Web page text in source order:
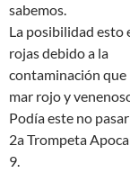
sabemos.
La posibilidad esto
rojas debido a la
contaminación que
mar rojo y
Podía este no
2a Trompeta
9.